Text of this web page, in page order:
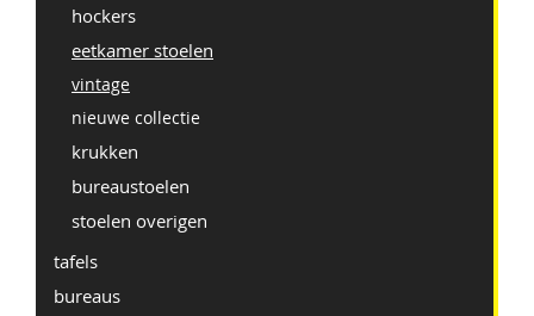
hockers
eetkamer stoelen
vintage
nieuwe collectie
krukken
bureaustoelen
stoelen overigen
tafels
bureaus